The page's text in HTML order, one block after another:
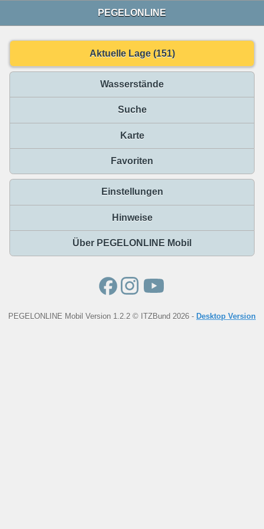
PEGELONLINE
Aktuelle Lage (151)
Wasserstände
Suche
Karte
Favoriten
Einstellungen
Hinweise
Über PEGELONLINE Mobil
PEGELONLINE Mobil Version 1.2.2 © ITZBund 2026 - Desktop Version